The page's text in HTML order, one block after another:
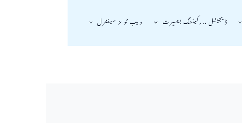
ڈیجیٹل مارکیٹنگ بصیرت ویب ٹولز سینٹرل